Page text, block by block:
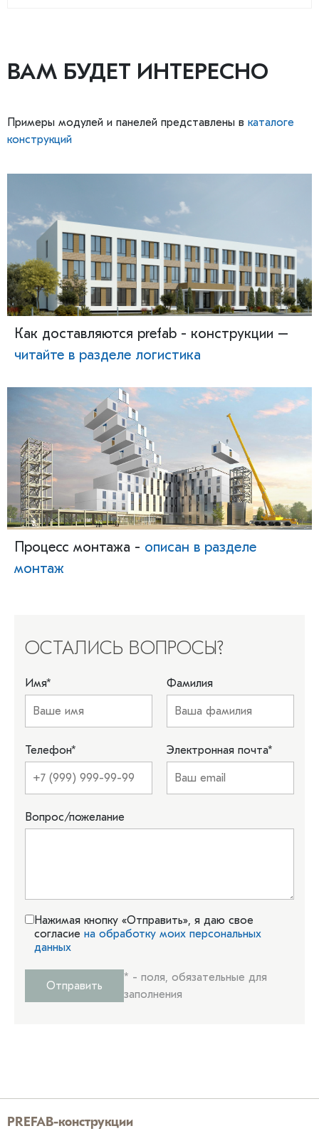
ВАМ БУДЕТ ИНТЕРЕСНО
Примеры модулей и панелей представлены в каталоге
конструкций
Как доставляются prefab - конструкции –
читайте в разделе логистика
Процесс монтажа - описан в разделе
монтаж
ОСТАЛИСЬ ВОПРОСЫ?
Имя* Фамилия
Телефон* Электронная почта*
Вопрос/пожелание
Нажимая кнопку «Отправить», я даю свое
согласие на обработку моих персональных
данных
Отправить
* - поля, обязательные для
заполнения
PREFAB-конструкции